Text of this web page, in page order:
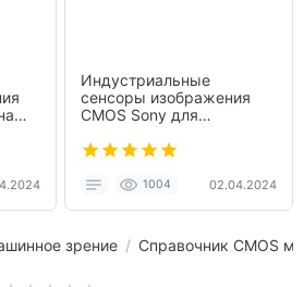
Индустриальные
сенсоры изображения
CMOS Sony для
1004 02.04.2024
зрение Справочник CMOS